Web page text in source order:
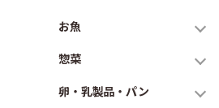
お魚
惣菜
卵・乳製品・パン